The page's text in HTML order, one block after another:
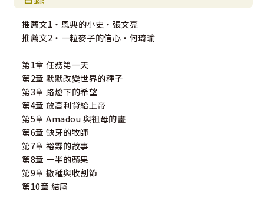
推薦文1‧恩典的小史‧張文亮
推薦文2‧一粒麥子的信心‧何琦瑜
第1章 任務第一天
第2章 默默改變世界的種子
第3章 路燈下的希望
第4章 放高利貸給上帝
第5章 Amadou 與祖母的畫
第6章 缺牙的牧師
第7章 裕霖的故事
第8章 一半的蘋果
第9章 撒種與收割節
第10章 結尾